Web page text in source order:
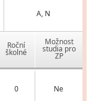
A, N
Roční
školné
Možnost
studia pro
ZP
0 Ne